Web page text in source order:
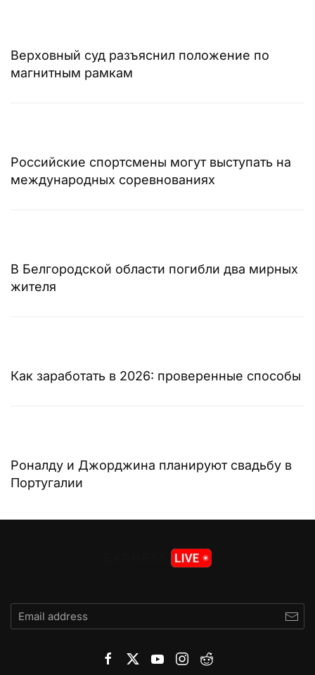
Верховный суд разъяснил положение по
магнитным рамкам
Российские спортсмены могут выступать на
международных соревнованиях
В Белгородской области погибли два мирных
жителя
Как заработать в 2026: проверенные способы
Роналду и Джорджина планируют свадьбу в
Португалии